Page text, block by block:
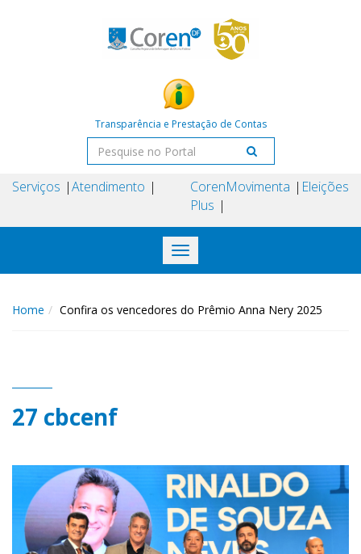
Transparência e Prestação de Contas
Serviços Atendimento
Coren
Plus
Movimenta Eleições
Toggle
navigation
Home Confira os vencedores do Prêmio Anna Nery 2025
27 cbcenf